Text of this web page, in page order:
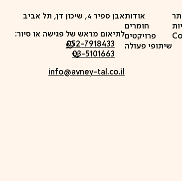
אודות
חומרים
פרויקטים
שיתופי פעולה
אבן ספיר 4, שיכון דן, תל אביב
לתיאום מראש של פגישה או סיור:
052-7918433
03-5101663
info@avney-tal.co.il